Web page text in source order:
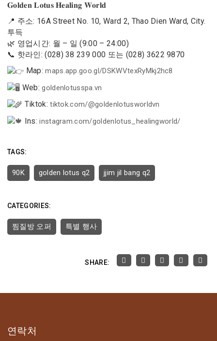
𝐆𝐨𝐥𝐝𝐞𝐧 𝐋𝐨𝐭𝐮𝐬 𝐇𝐞𝐚𝐥𝐢𝐧𝐠 𝐖𝐨𝐫𝐥𝐝
📍 주소: 16A Street No. 10, Ward 2, Thao Dien Ward, City.
투득
🌿 영업시간: 월 – 일 (9:00 – 24:00)
📞 핫라인: (028) 38 239 000 또는 (028) 3622 9870
Map:maps.app.goo.gl/DSKWVtexRyMkj2hc8
Web:goldenlotusspa.vn
Tiktok:tiktok.com/@goldenlotusworldvn
Ins:instagram.com/goldenlotus_healingworld/
TAGS:
90K golden lotus q2 jjim jil bang q2
CATEGORIES:
찜질방 오퍼 특별 행사
SHARE:
연락처